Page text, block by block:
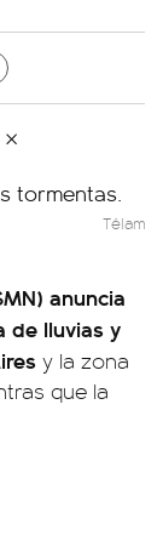
Télam
anuncia
de lluvias y
y la zona
que la